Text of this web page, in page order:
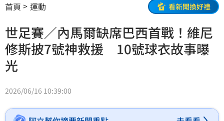
首頁 運動 看新聞換好禮
世足賽／內馬爾缺席巴西首戰！維尼
修斯披7號神救援 10號球衣故事曝
光
2026/06/16 10:39:00